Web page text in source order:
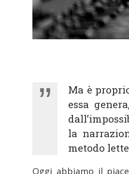
Ma è
essa
la
metodo
Oggi abbiamo il